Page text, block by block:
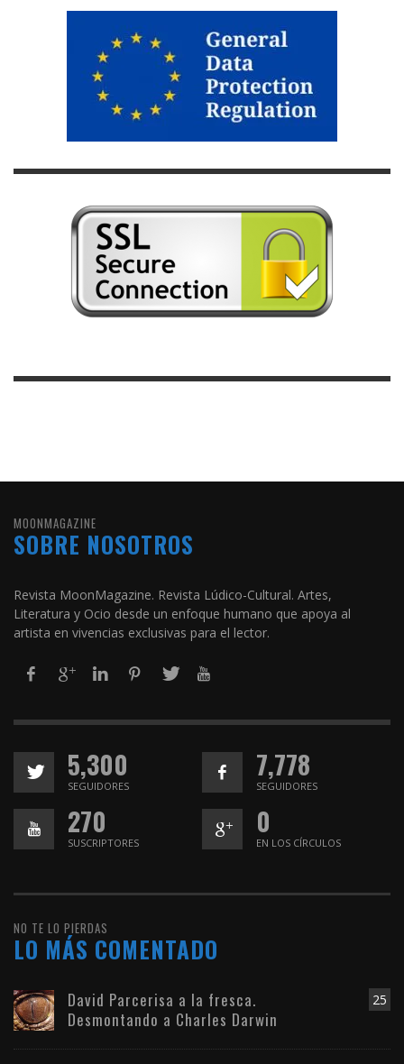
MOONMAGAZINE
SOBRE NOSOTROS
Revista MoonMagazine. Revista Lúdico-Cultural. Artes,
Literatura y Ocio desde un enfoque humano que apoya al
artista en vivencias exclusivas para el lector.
5,300
SEGUIDORES
7,778
SEGUIDORES
270
SUSCRIPTORES
0
EN LOS CÍRCULOS
NO TE LO PIERDAS
LO MÁS COMENTADO
25
David Parcerisa a la fresca.
Desmontando a Charles Darwin